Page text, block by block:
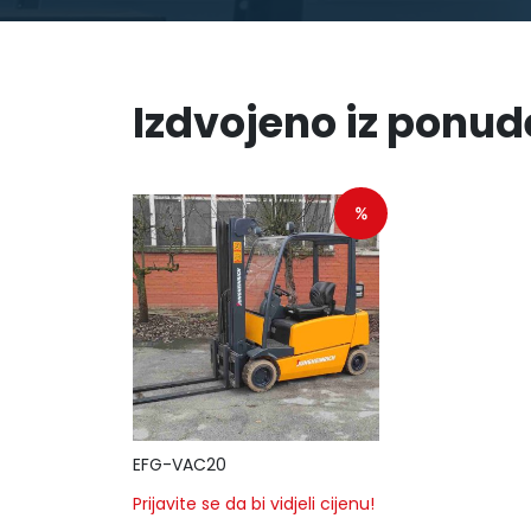
Izdvojeno iz
%
EFG-VAC20
Prijavite se da bi vidjeli cijenu!